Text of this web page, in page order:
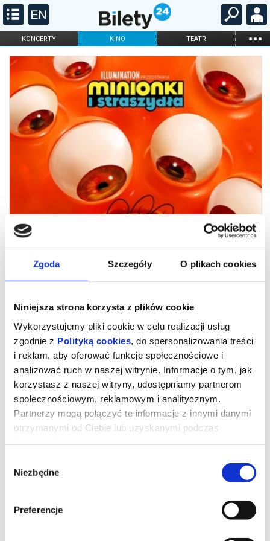
Zgoda Szczegóły O plikach cookies
Niniejsza strona korzysta z plików cookie
Wykorzystujemy pliki cookie w celu realizacji usług
zgodnie z Polityką cookies , do spersonalizowania treści
i reklam, aby oferować funkcje społecznościowe i
analizować ruch w naszej witrynie. Informacje o tym, jak
korzystasz z naszej witryny, udostępniamy partnerom
społecznościowym, reklamowym i analitycznym.
Partnerzy mogą połączyć te informacje z innymi danymi
otrzymanymi od Ciebie lub uzyskanymi podczas
zgody
Niezbędne
Preferencje
KONCERTY KINO TEATR ...
FILHARMONIA OPERA I BALET
STAND-UP
DLA DZIECI
ONLINE KARNETY
Minionki i straszydła
Minionki ruszają w ekscytującą podróż dookoła świata. Chcą
grozy. Mali pomocnicy Gru spotykają niezwykłe stworzenia i